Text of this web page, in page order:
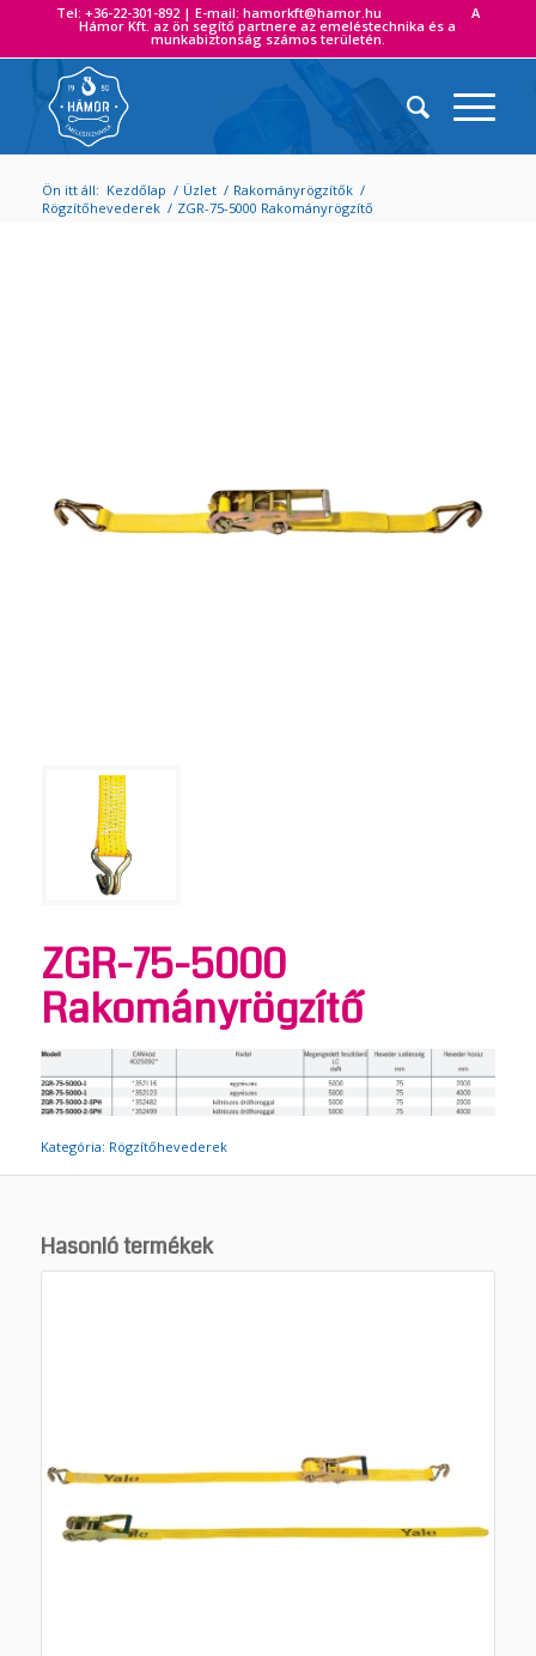
Tel: +36-22-301-892 | E-mail: hamorkft@hamor.hu A
Hámor Kft. az ön segítő partnere az emeléstechnika és a
munkabiztonság számos területén.
Ön itt áll: Kezdőlap / Üzlet / Rakományrögzítők /
Rögzítőhevederek / ZGR-75-5000 Rakományrögzítő
ZGR-75-5000
Rakományrögzítő
Kategória: Rögzítőhevederek
Hasonló termékek